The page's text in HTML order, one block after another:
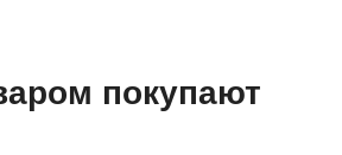
покупают